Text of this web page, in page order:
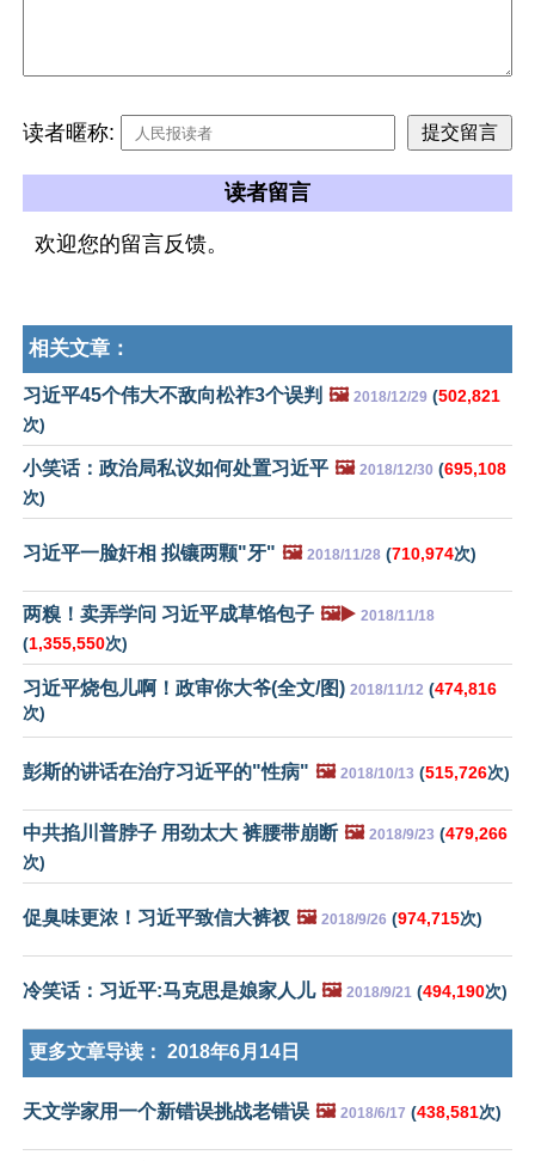
读者暱称:
读者留言
欢迎您的留言反馈。
相关文章：
习近平45个伟大不敌向松祚3个误判 🖼️ 2018/12/29 (502,821
次)
小笑话：政治局私议如何处置习近平 🖼️ 2018/12/30 (695,108
次)
习近平一脸奸相 拟镶两颗"牙" 🖼️ 2018/11/28 (710,974次)
两糗！卖弄学问 习近平成草馅包子 🖼️▶️ 2018/11/18
(1,355,550次)
习近平烧包儿啊！政审你大爷(全文/图) 2018/11/12 (474,816
次)
彭斯的讲话在治疗习近平的"性病" 🖼️ 2018/10/13 (515,726次)
中共掐川普脖子 用劲太大 裤腰带崩断 🖼️ 2018/9/23 (479,266
次)
促臭味更浓！习近平致信大裤衩 🖼️ 2018/9/26 (974,715次)
冷笑话：习近平:马克思是娘家人儿 🖼️ 2018/9/21 (494,190次)
更多文章导读： 2018年6月14日
天文学家用一个新错误挑战老错误 🖼️ 2018/6/17 (438,581次)